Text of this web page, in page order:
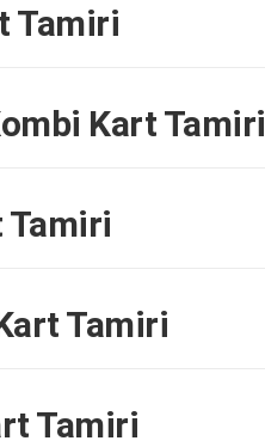
Tamiri
Kart Tamiri
Tamiri
Tamiri
Tamiri